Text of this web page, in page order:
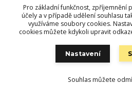
Vytvořeno na
Pro základní funkčnost, zpříjemnění
účely a v případě udělení souhlasu
využíváme soubory cookies.
cookies můžete kdykoli upravit
Nastavení
Souhlas můžete